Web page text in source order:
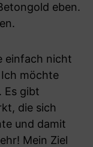
eben.
einfach nicht
möchte
Es gibt
die sich
und damit
Mein Ziel